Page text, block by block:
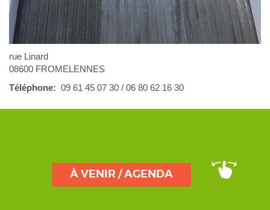
rue Linard
08600 FROMELENNES
Téléphone
09 61 45 07 30 / 06 80 62 16 30
À VENIR / AGENDA